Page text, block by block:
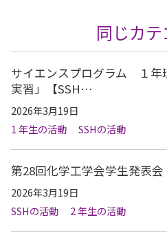
同じカ
サイエンスプログラム １
実習」【SSH…
2026年3月19日
1 年生の活動
SSHの活動
第28回化学工学会学生発表会
2026年3月19日
SSHの活動
2 年生の活動